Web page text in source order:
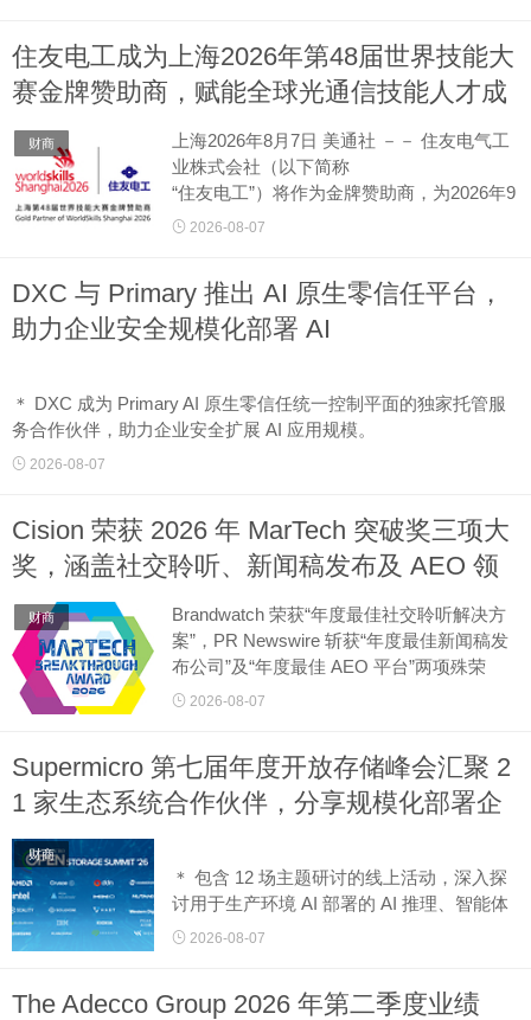
住友电工成为上海2026年第48届世界技能大
赛金牌赞助商，赋能全球光通信技能人才成
长
财商
上海2026年8月7日 美通社 －－ 住友电气工
业株式会社（以下简称
“住友电工”）将作为金牌赞助商，为2026年9
月22日至27日在中国上海举办的第48届世界
世界技能大赛（以下简称“本届大赛”）是一
2026-08-07
DXC 与 Primary 推出 AI 原生零信任平台，
助力企业安全规模化部署 AI
＊ DXC 成为 Primary AI 原生零信任统一控制平面的独家托管服
务合作伙伴，助力企业安全扩展 AI 应用规模。
＊ 全新联合解决方案可对 AI 智能体及企业 AI 应用程序的数据访
2026-08-07
Cision 荣获 2026 年 MarTech 突破奖三项大
奖，涵盖社交聆听、新闻稿发布及 AEO 领
域
财商
Brandwatch 荣获“年度最佳社交聆听解决方
案”，PR Newswire 斩获“年度最佳新闻稿发
布公司”及“年度最佳 AEO 平台”两项殊荣
2026-08-07
Supermicro 第七届年度开放存储峰会汇聚 2
1 家生态系统合作伙伴，分享规模化部署企
业级 AI 的实用指南
财商
＊ 包含 12 场主题研讨的线上活动，深入探
讨用于生产环境 AI 部署的 AI 推理、智能体
AI、云存储及数据管理
l、KIOXIA、MinIO、Nutani...
2026-08-07
The Adecco Group 2026 年第二季度业绩